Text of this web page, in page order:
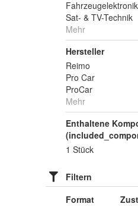
Fahrzeugelektronik
Sat- & TV-Technik
Mehr
Hersteller
Reimo
Pro Car
ProCar
Mehr
Enthaltene
1 Stück
Filtern
Format